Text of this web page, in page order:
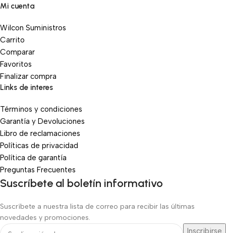
Mi cuenta
Wilcon Suministros
Carrito
Comparar
Favoritos
Finalizar compra
Links de interes
Términos y condiciones
Garantía y Devoluciones
Libro de reclamaciones
Políticas de privacidad
Política de garantía
Preguntas Frecuentes
Suscríbete al boletín informativo
Suscríbete a nuestra lista de correo para recibir las últimas
novedades y promociones.